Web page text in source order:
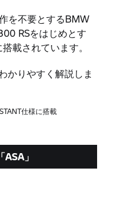
を不要とするBMW
RSをはじめとす
載されています。
かりやすく解説しま
仕様に搭載
」